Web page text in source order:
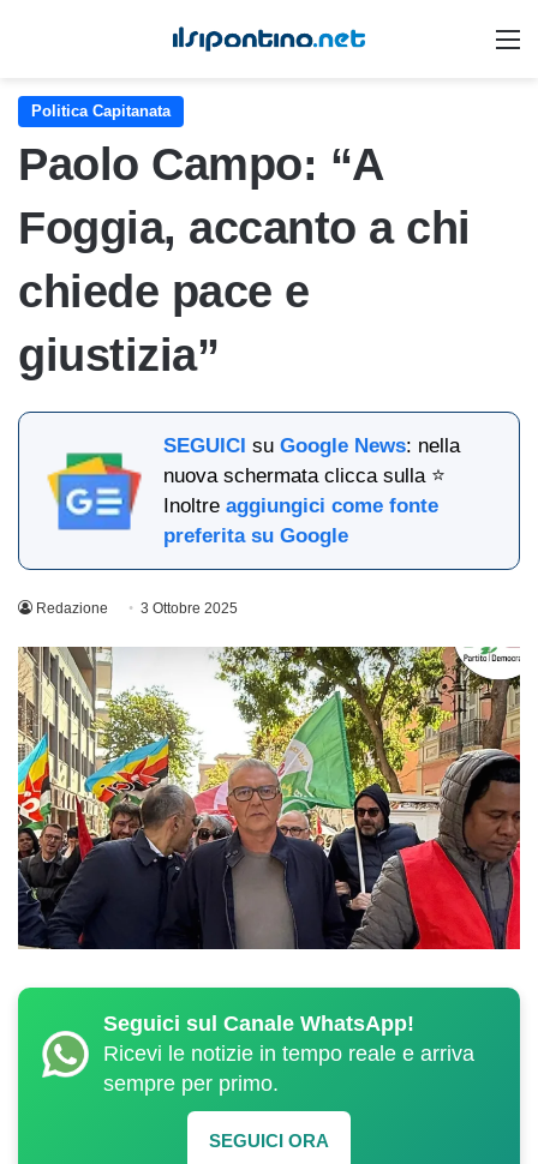
Politica Capitanata
Paolo Campo: “A
Foggia, accanto a chi
chiede pace e
giustizia”
SEGUICI suGoogle News: nella
nuova schermata clicca sulla ⭐
Inoltreaggiungici come fonte
preferita su Google
Redazione 3 Ottobre 2025
Seguici sul Canale WhatsApp!
Ricevi le notizie in tempo reale e arriva
sempre per primo.
SEGUICI ORA